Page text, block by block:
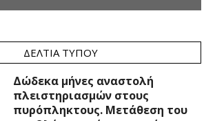
ΔΕΛΤΊΑ ΤΎΠΟΥ
Δώδεκα μήνες αναστολή
πλειστηριασμών στους
πυρόπληκτους. Μετάθεση του